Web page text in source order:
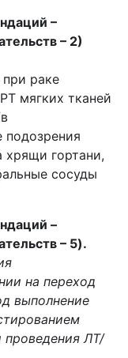
–
– 2)
раке
мягких тканей
подозрения
хрящи гортани,
сосуды
–
– 5).
на переход
выполнение
проведения ЛТ/